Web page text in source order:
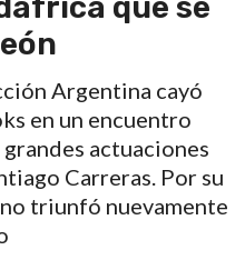
Argentina cayó
en un encuentro
actuaciones
Carreras. Por su
triunfó nuevamente